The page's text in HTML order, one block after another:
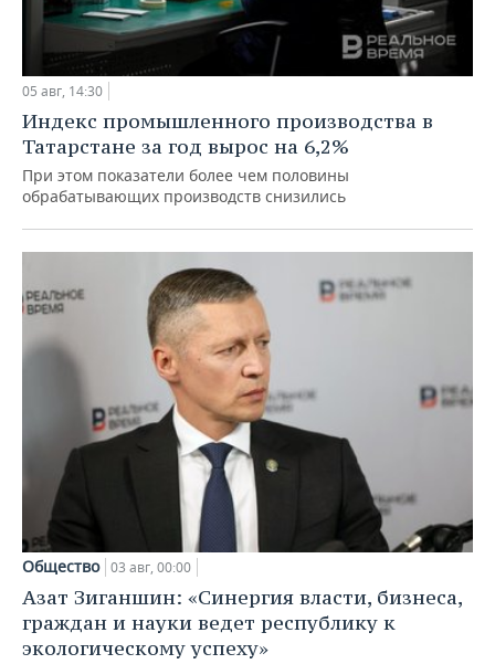
05 авг, 14:30
Индекс промышленного производства в
Татарстане за год вырос на 6,2%
При этом показатели более чем половины
обрабатывающих производств снизились
Общество 03 авг, 00:00
Азат Зиганшин: «Синергия власти, бизнеса,
граждан и науки ведет республику к
экологическому успеху»